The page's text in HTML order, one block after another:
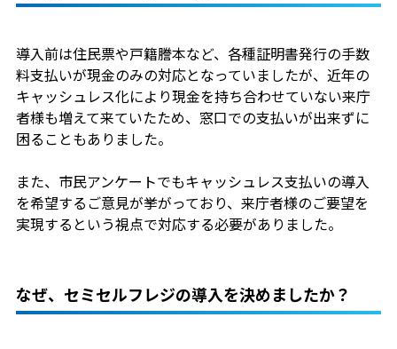
導入前は住民票や戸籍謄本など、各種証明書発行の手数
料支払いが現金のみの対応となっていましたが、近年の
キャッシュレス化により現金を持ち合わせていない来庁
者様も増えて来ていたため、窓口での支払いが出来ずに
困ることもありました。
また、市民アンケートでもキャッシュレス支払いの導入
を希望するご意見が挙がっており、来庁者様のご要望を
実現するという視点で対応する必要がありました。
なぜ、セミセルフレジの導入を決めましたか？